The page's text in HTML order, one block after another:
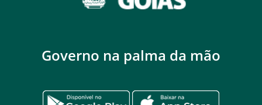
Governo na palma da mão